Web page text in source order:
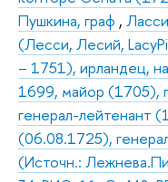
Пушкина, граф ,
(Лесси, Лесий,
– 1751), ирландец,
1699, майор (1705),
генерал-лейтенант
(06.08.1725),
(Источн.: